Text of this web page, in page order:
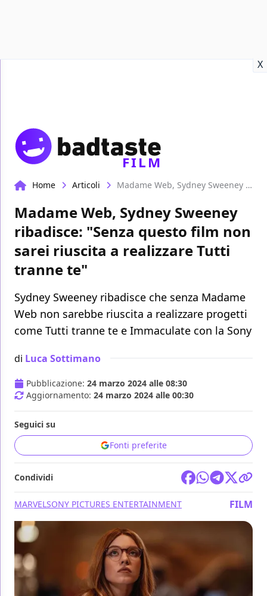
X
FILM
Home Articoli Madame Web, Sydney Sweeney ribadisce: "Senza questo film non sarei riuscita a realizzare Tutti tranne te"
Madame Web, Sydney Sweeney
ribadisce: "Senza questo film non
sarei riuscita a realizzare Tutti
tranne te"
Sydney Sweeney ribadisce che senza Madame
Web non sarebbe riuscita a realizzare progetti
come Tutti tranne te e Immaculate con la Sony
di Luca Sottimano
Pubblicazione: 24 marzo 2024 alle 08:30
Aggiornamento: 24 marzo 2024 alle 00:30
Seguici su
Fonti preferite
Condividi
MARVELSONY PICTURES ENTERTAINMENT FILM